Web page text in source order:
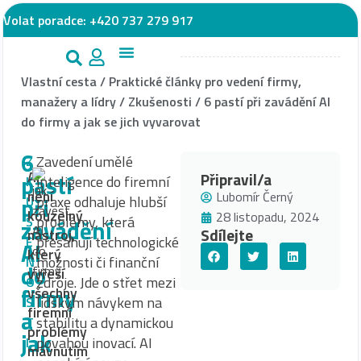
Volat poradce: +420 737 279 917
Vlastní cesta/ Praktické články pro vedení firmy,
manažery a lídry/ Zkušenosti / 6 pastí při zavádění AI
do firmy a jak se jich vyvarovat
6
pastí
při
zavádění
AI
do
firmy
a
jak
Z
K
U
Š
E
N
O
S
T
I
AI
není
kouzelný
nástroj,
který
vyřeší
všechny
firemní
problémy
mávnutím
Zavedení umělé
inteligence do firemní
praxe odhaluje hlubší
problémy, která
přesahují technologické
možnosti či finanční
zdroje. Jde o střet mezi
lidským návykem na
stabilitu a dynamickou
povahou inovací. AI
Připravil/a
Lubomír Černý
28 listopadu, 2024
Sdílejte